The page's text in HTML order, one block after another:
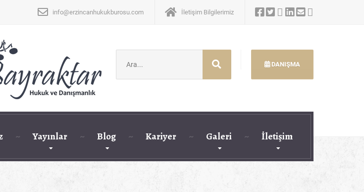
info@erzincanhukukburosu.com İletişim Bilgilerimiz
ara:
DANIŞMA
Yayınlar Blog Kariyer Galeri İletişim